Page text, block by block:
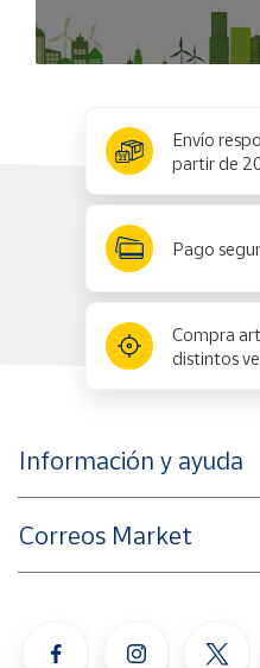
Envío
partir de
Pago
Compra
distintos
Información y ayuda
Correos Market